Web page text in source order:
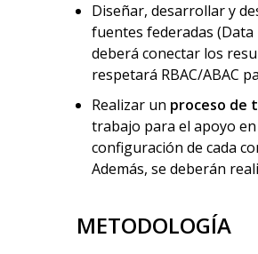
Diseñar, desarrollar y
fuentes federadas (Data
deberá conectar los
respetará RBAC/ABAC
Realizar un proceso de
trabajo para el apoyo
configuración de cada
Además, se deberán
METODOLOGÍA